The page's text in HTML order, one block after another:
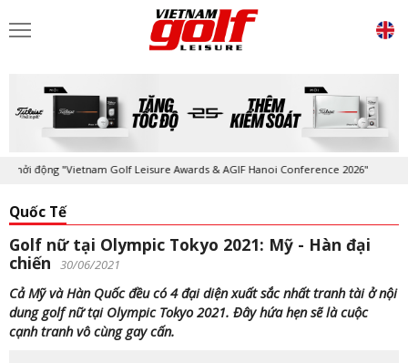
động "Vietnam Golf Leisure Awards & AGIF Hanoi Conference 2026"
Quốc Tế
Golf nữ tại Olympic Tokyo 2021: Mỹ - Hàn đại
chiến
30/06/2021
Cả Mỹ và Hàn Quốc đều có 4 đại diện xuất sắc nhất tranh tài ở nội
dung golf nữ tại Olympic Tokyo 2021. Đây hứa hẹn sẽ là cuộc
cạnh tranh vô cùng gay cấn.